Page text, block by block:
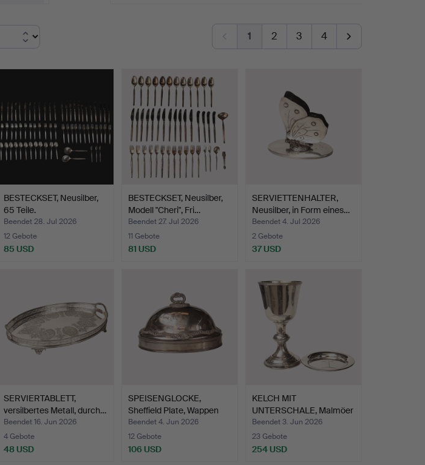
1 2 3 4
BESTECKSET, Neusilber,
65 Teile.
Beendet 28. Jul 2026
12 Gebote
85 USD
BESTECKSET, Neusilber,
Modell "Cheri", Fri…
Beendet 27. Jul 2026
11 Gebote
81 USD
SERVIETTENHALTER,
Neusilber, in Form eines…
Beendet 4. Jul 2026
2 Gebote
37 USD
SERVIERTABLETT,
versilbertes Metall, durch…
Beendet 16. Jun 2026
4 Gebote
48 USD
SPEISENGLOCKE,
Sheffield Plate, Wappen
der…
Beendet 4. Jun 2026
12 Gebote
106 USD
KELCH MIT
UNTERSCHALE, Malmöer
Silberschmi…
Beendet 3. Jun 2026
23 Gebote
254 USD